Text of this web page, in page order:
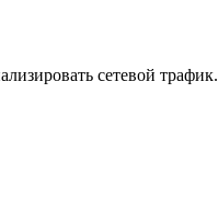
сетевой трафик.